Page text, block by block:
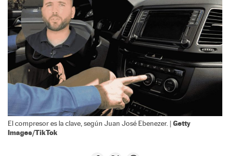
El compresor es la clave, según Juan José Ebenezer. | Getty
Images/TikTok